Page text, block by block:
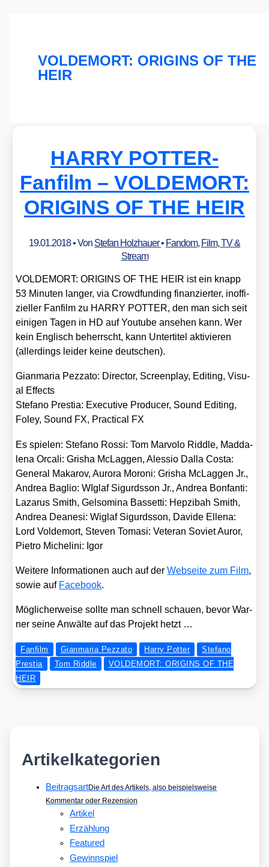
VOLDEMORT: ORIGINS OF THE
HEIR
HARRY POTTER-
Fanfilm – VOLDEMORT:
ORIGINS OF THE HEIR
19.01.2018• Von Stefan Holzhauer• Fandom, Film, TV &
Stream
VOLDEMORT: ORIGINS OF THE HEIR ist ein knapp
53 Minu­ten lan­ger, via Crowd­fun­ding finan­zier­ter, inof­fi­
zi­el­ler Fan­film zu HARRY POTTER, den man sich seit
eini­gen Tagen in HD auf You­tube anse­hen kann. Wer
kein Eng­lisch beherrscht, kann Unter­ti­tel akti­vie­ren
(aller­dings lei­der kei­ne deut­schen).
Gian­ma­ria Pez­za­to: Direc­tor, Screen­play, Editing, Visu­
al Effects
Ste­fa­no Pres­tia: Exe­cu­ti­ve Pro­du­cer, Sound Editing,
Foley, Sound FX, Prac­ti­cal FX
Es spie­len: Ste­fa­no Ros­si: Tom Mar­vo­lo Ridd­le, Mad­da­
le­na Orca­li: Gri­sha McLag­gen, Ales­sio Dal­la Cos­ta:
Gene­ral Maka­rov, Auro­ra Moroni: Gri­sha McLag­gen Jr.,
Andrea Baglio: WIglaf Sigurds­son Jr., Andrea Bon­fan­ti:
Laza­rus Smith, Gel­so­mi­na Bas­set­ti: Hep­zi­bah Smith,
Andrea Dea­ne­si: Wiglaf Sigurds­son, Davi­de Ellena:
Lord Vol­de­mort, Ste­ven Toma­si: Vete­ran Soviet Auror,
Pie­tro Miche­li­ni: Igor
Wei­te­re Infor­ma­tio­nen auch auf derWeb­sei­te zum Film,
sowie auf Face­book.
Mög­li­cher­wei­se soll­te man schnell schau­en, bevor War­
ner sei­ne Anwäl­te auf das Pro­jekt hetzt …
Fanfilm Gianmaria Pezzato Harry Potter
Stefano
Prestia
Tom Riddle
VOLDEMORT: ORIGINS OF THE
HEIR
Artikelkategorien
BeitragsartDie Art des Artikels, also beispielsweise
Kommentar oder Rezension
Artikel
Erzählung
Featured
Gewinnspiel